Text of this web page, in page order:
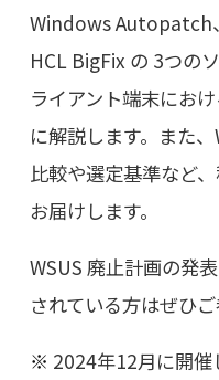
Windows Autopatch
HCL BigFix の 3つの
ライアント端末にお
に解説します。また
比較や選定基準など
お届けします。
WSUS 廃止計画の発
されている方はぜひご
2024年12月に開催